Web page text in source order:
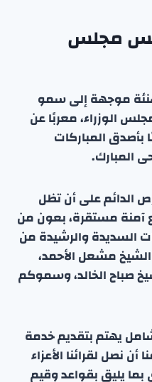
مجلس
موجهة إلى سمو
الوزراء، معربًا عن
المباركات
المبارك.
الدائم على أن تظل
آمنة مستقرة، بعون من
السديدة والرشيدة من
مشعل الأحمد،
صباح الخالد، وسموكم
يهتم بتقديم خدمة
نصل لقرائنا الأعزاء
بما يليق بقواعد وقيم